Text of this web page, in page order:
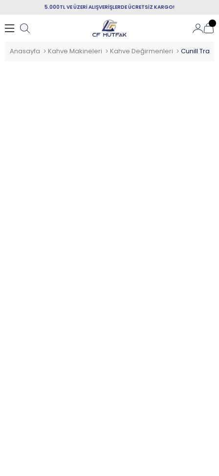
5.000TL VE ÜZERİ ALIŞVERİŞLERDE ÜCRETSİZ KARGO!
Anasayfa Kahve Makineleri Kahve Değirmenleri Cunill